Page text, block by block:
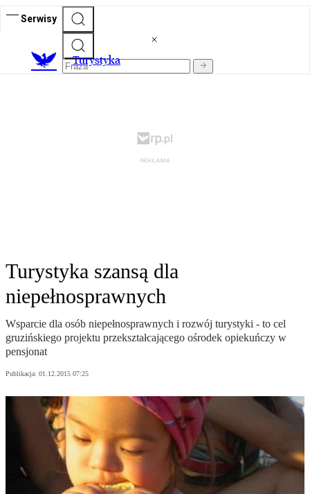
Serwisy
Turystyka
Turystyka szansą dla
niepełnosprawnych
Wsparcie dla osób niepełnosprawnych i rozwój turystyki - to cel
gruzińskiego projektu przekształcającego ośrodek opiekuńczy w
pensjonat
Publikacja: 01.12.2015 07:25